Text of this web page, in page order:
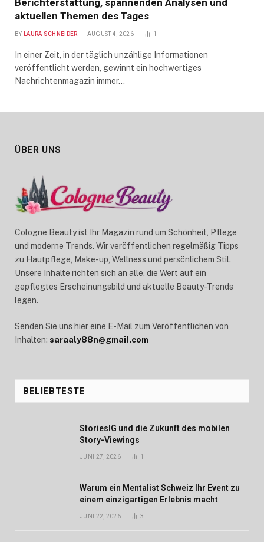
Berichterstattung, spannenden Analysen und
aktuellen Themen des Tages
BY LAURA SCHNEIDER AUGUST 4, 2026 1
In einer Zeit, in der täglich unzählige Informationen
veröffentlicht werden, gewinnt ein hochwertiges
Nachrichtenmagazin immer…
ÜBER UNS
Cologne Beauty ist Ihr Magazin rund um Schönheit, Pflege
und moderne Trends. Wir veröffentlichen regelmäßig Tipps
zu Hautpflege, Make-up, Wellness und persönlichem Stil.
Unsere Inhalte richten sich an alle, die Wert auf ein
gepflegtes Erscheinungsbild und aktuelle Beauty-Trends
legen.
Senden Sie uns hier eine E-Mail zum Veröffentlichen von
Inhalten: saraaly88n@gmail.com
BELIEBTESTE
StoriesIG und die Zukunft des mobilen
Story-Viewings
JUNI 27, 2026 1
Warum ein Mentalist Schweiz Ihr Event zu
einem einzigartigen Erlebnis macht
JUNI 22, 2026 3